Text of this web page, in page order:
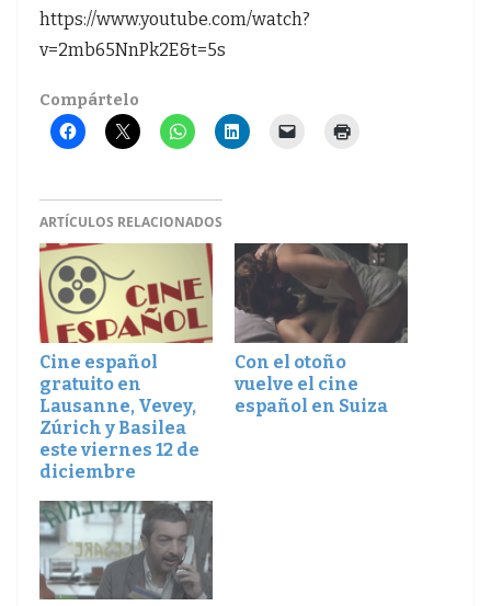
https://www.youtube.com/watch?
v=2mb65NnPk2E&t=5s
Compártelo
ARTÍCULOS RELACIONADOS
Cine español
gratuito en
Lausanne, Vevey,
Zúrich y Basilea
este viernes 12 de
diciembre
Con el otoño
vuelve el cine
español en Suiza